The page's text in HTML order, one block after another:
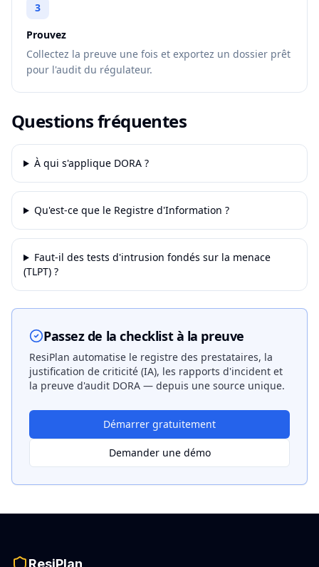
3
Prouvez
Collectez la preuve une fois et exportez un dossier prêt
pour l'audit du régulateur.
Questions fréquentes
À qui s'applique DORA ?
Qu'est-ce que le Registre d'Information ?
Faut-il des tests d'intrusion fondés sur la menace
(TLPT) ?
Passez de la checklist à la preuve
ResiPlan automatise le registre des prestataires, la
justification de criticité (IA), les rapports d'incident et
la preuve d'audit DORA — depuis une source unique.
Démarrer gratuitement
Demander une démo
ResiPlan